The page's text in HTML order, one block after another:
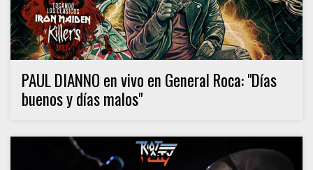
PAUL DIANNO en vivo en General Roca: "Días
buenos y días malos"